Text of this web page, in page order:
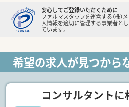
安心してご登録いただくために
ファルマスタッフを運営する（株）
人情報を適切に管理する事業者と
ています。
希望の求人が見つか
コンサルタントに